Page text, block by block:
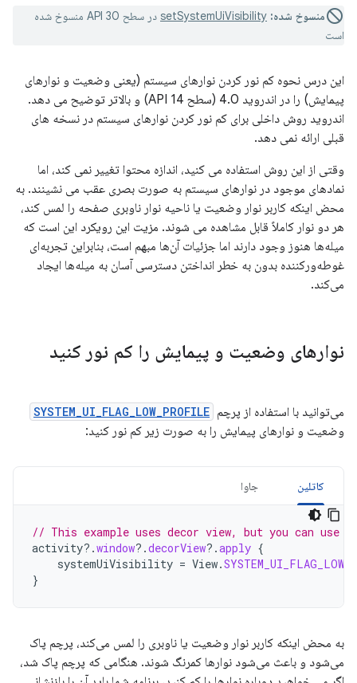
منسوخ شده: setSystemUiVisibility
در سطح API 30 منسوخ شده
است
این درس نحوه کم نور کردن نوارهای سیستم (یعنی وضعیت و نوارهای
پیمایش) را در اندروید 4.0 (سطح API 14) و بالاتر توضیح می دهد.
اندروید روش داخلی برای کم نور کردن نوارهای سیستم در نسخه های
قبلی ارائه نمی دهد.
وقتی از این روش استفاده می کنید، اندازه محتوا تغییر نمی کند، اما
نمادهای موجود در نوارهای سیستم به صورت بصری عقب می نشینند. به
محض اینکه کاربر نوار وضعیت یا ناحیه نوار ناوبری صفحه را لمس کند،
هر دو نوار کاملاً قابل مشاهده می شوند. مزیت این رویکرد این است که
میله‌ها هنوز وجود دارند اما جزئیات آن‌ها مبهم است، بنابراین تجربه‌ای
غوطه‌ورکننده بدون به خطر انداختن دسترسی آسان به میله‌ها ایجاد
می‌کند.
نوارهای وضعیت و پیمایش را کم نور کنید
می‌توانید با استفاده از پرچم SYSTEM_UI_FLAG_LOW_PROFILE
وضعیت و نوارهای پیمایش را به صورت زیر کم نور کنید:
کاتلین جاوا
// This example uses decor view, but you can use
activity?.window?.decorView?.apply {
systemUiVisibility = View.
}
به محض اینکه کاربر نوار وضعیت یا ناوبری را لمس می‌کند، پرچم پاک
می‌شود و باعث می‌شود نوارها کمرنگ شوند. هنگامی که پرچم پاک شد،